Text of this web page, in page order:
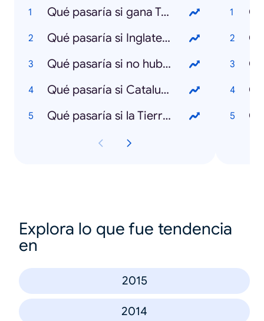
Qué pasaría si gana Trump
Qué pasaría si Inglaterra sale de la UE
Qué pasaría si no hubiera Luna
Qué pasaría si Cataluña se independizara
Qué pasaría si la Tierra dejara de girar
Explora lo que fue tendencia
en
2015
2014